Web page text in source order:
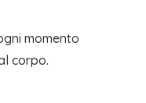
momento
corpo.